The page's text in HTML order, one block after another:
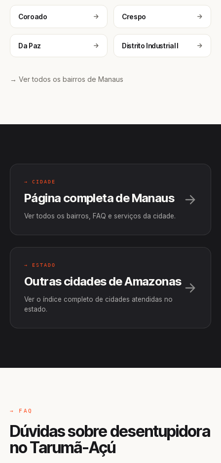
Coroado Crespo
Da Paz Distrito Industrial I
→ Ver todos os bairros de Manaus
→ CIDADE
Página completa de Manaus
Ver todos os bairros, FAQ e serviços da cidade.
→ ESTADO
Outras cidades de Amazonas
Ver o índice completo de cidades atendidas no
estado.
→ FAQ
Dúvidas sobre desentupidora
no Tarumã-Açú